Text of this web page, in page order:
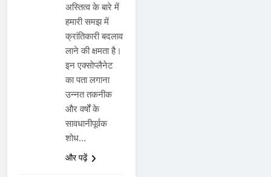
अस्तित्व के बारे में
हमारी समझ में
क्रांतिकारी बदलाव
लाने की क्षमता है।
इन एक्सोप्लैनेट
का पता लगाना
उन्नत तकनीक
और वर्षों के
सावधानीपूर्वक
शोध…
और पढ़ें